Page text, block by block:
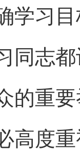
学习
同志
的重
高度